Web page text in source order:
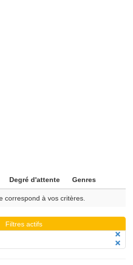
Degré d'attente Genres
correspond à vos critères.
Filtres actifs